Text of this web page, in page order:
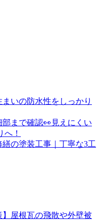
いの防水性をしっかり
まで確認👀見えにくい
！
の塗装工事｜丁寧な3工
】屋根瓦の飛散や外壁被